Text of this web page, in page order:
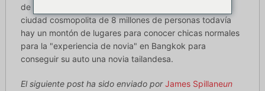
de prostitutas y ladyboys (que es), pero al ser una
ciudad cosmopolita de 8 millones de personas todavía
hay un montón de lugares para conocer chicas normales
para la "experiencia de novia" en Bangkok para
conseguir su auto una novia tailandesa.
El siguiente post ha sido enviado porJames Spillaneun